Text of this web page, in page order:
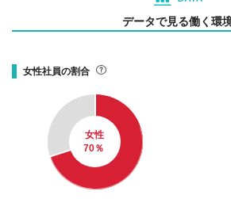
データで見る働く環
女性社員の割合
女性
70％